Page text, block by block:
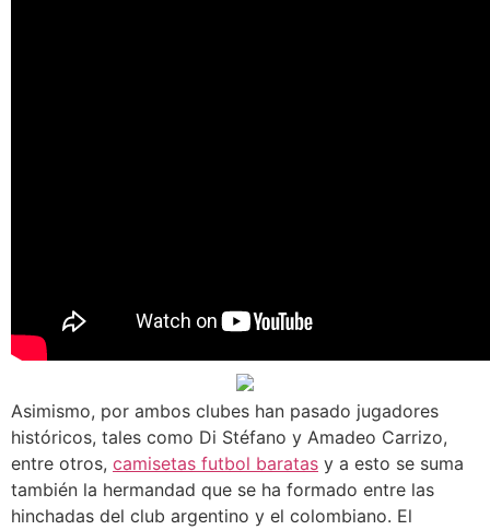
Asimismo, por ambos clubes han pasado jugadores
históricos, tales como Di Stéfano y Amadeo Carrizo,
entre otros, camisetas futbol baratas y a esto se suma
también la hermandad que se ha formado entre las
hinchadas del club argentino y el colombiano. El